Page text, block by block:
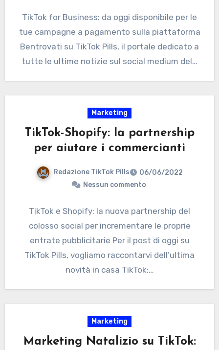
TikTok for Business: da oggi disponibile per le
tue campagne a pagamento sulla piattaforma
Bentrovati su TikTok Pills, il portale dedicato a
tutte le ultime notizie sul social medium del…
Marketing
TikTok-Shopify: la partnership
per aiutare i commercianti
Redazione TikTok Pills
06/06/2022
Nessun commento
TikTok e Shopify: la nuova partnership del
colosso social per incrementare le proprie
entrate pubblicitarie Per il post di oggi su
TikTok Pills, vogliamo raccontarvi dell’ultima
novità in casa TikTok:…
Marketing
Marketing Natalizio su TikTok: